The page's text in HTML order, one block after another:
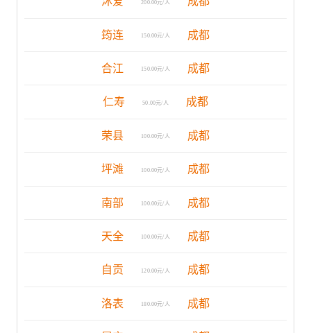
200.00元/人
筠连 150.00元/人 成都
合江 150.00元/人 成都
仁寿 50.00元/人 成都
荣县 100.00元/人 成都
坪滩 100.00元/人 成都
南部 100.00元/人 成都
天全 100.00元/人 成都
自贡 120.00元/人 成都
洛表 180.00元/人 成都